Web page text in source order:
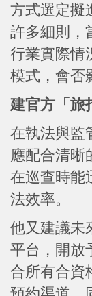
方式選定擬
許多細則，
行業實際情
模式，會否
建官方「旅
在執法與監
應配合清晰
在巡查時能
法效率。
他又建議未
平台，開放
合所有合資